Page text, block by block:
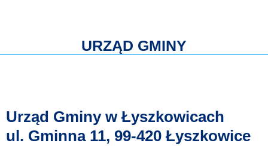
URZĄD GMINY
Urząd Gminy w Łyszkowicach
ul. Gminna 11, 99-420 Łyszkowice